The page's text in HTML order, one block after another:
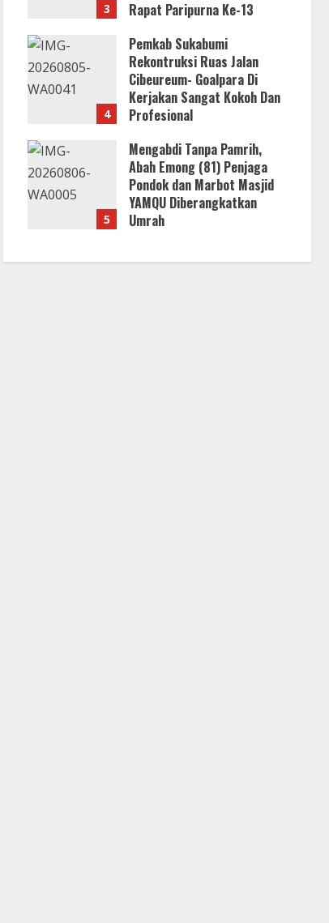
3
Rapat Paripurna Ke-13
4
Pemkab Sukabumi
Rekontruksi Ruas Jalan
Cibeureum- Goalpara Di
Kerjakan Sangat Kokoh Dan
Profesional
5
Mengabdi Tanpa Pamrih,
Abah Emong (81) Penjaga
Pondok dan Marbot Masjid
YAMQU Diberangkatkan
Umrah